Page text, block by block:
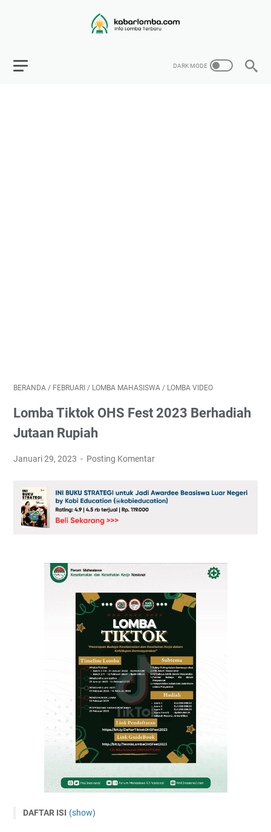
BERANDA / FEBRUARI / LOMBA MAHASISWA / LOMBA VIDEO
Lomba Tiktok OHS Fest 2023 Berhadiah
Jutaan Rupiah
Januari 29, 2023 Posting Komentar
DAFTAR ISI (show)